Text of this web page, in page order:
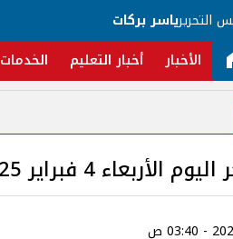
التحريرياسر بركات
الأخبار أخبار التعليم الخدمات
4 فبراير 2025 في المحافظات